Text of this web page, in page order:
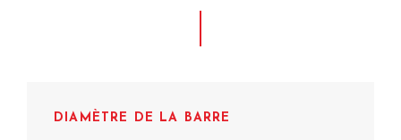
DIAMÈTRE DE LA BARRE